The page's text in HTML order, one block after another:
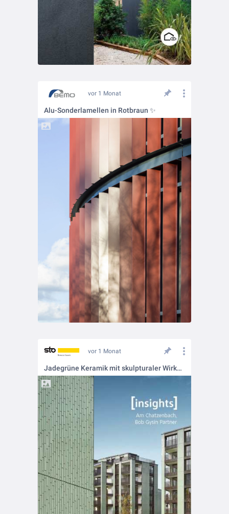
vor 1 Monat
Alu-Sonderlamellen in Rotbraun ✨
vor 1 Monat
Jadegrüne Keramik mit skulpturaler Wirkung 💎